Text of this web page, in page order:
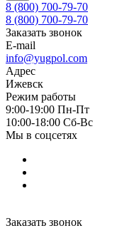
8 (800) 700-79-70
8 (800) 700-79-70
Заказать звонок
E-mail
info@yugpol.com
Адрес
Ижевск
Режим работы
9:00-19:00 Пн-Пт
10:00-18:00 Cб-Вс
Мы в соцсетях
Заказать звонок